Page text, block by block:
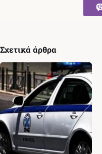
Σχετικά άρθρα